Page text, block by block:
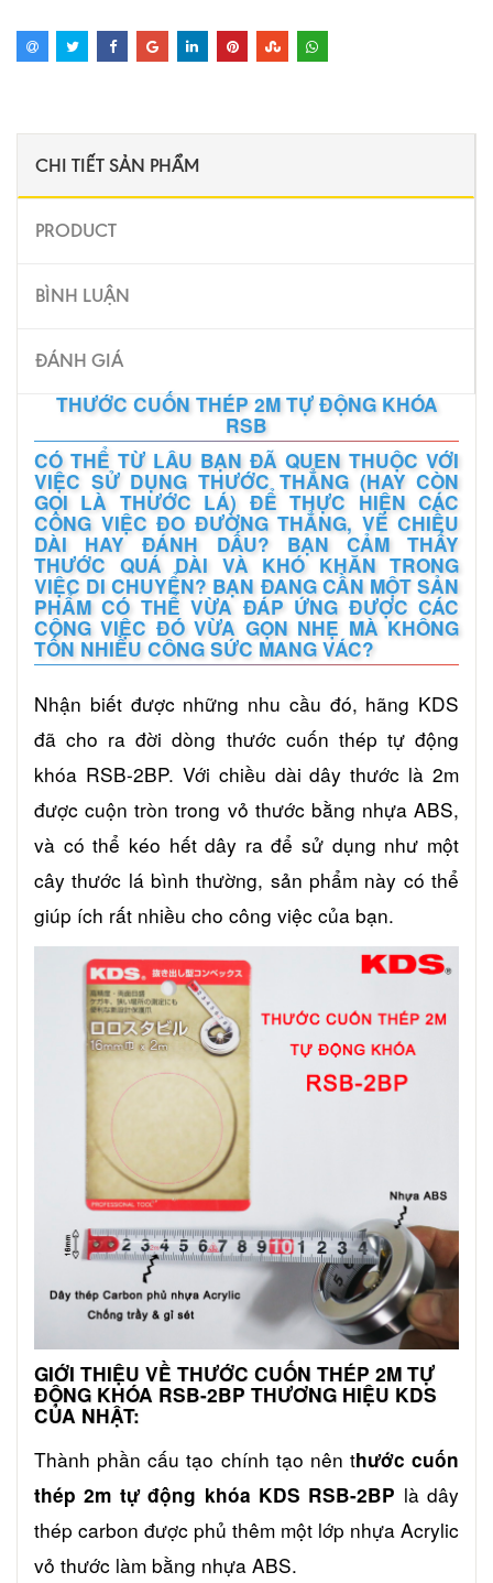
CHI TIẾT SẢN PHẨM
PRODUCT
BÌNH LUẬN
ĐÁNH GIÁ
THƯỚC CUỐN THÉP 2M TỰ ĐỘNG KHÓA
RSB
CÓ THỂ TỪ LÂU BẠN ĐÃ QUEN THUỘC VỚI
VIỆC SỬ DỤNG THƯỚC THẲNG (HAY CÒN
GỌI LÀ THƯỚC LÁ) ĐỂ THỰC HIỆN CÁC
CÔNG VIỆC ĐO ĐƯỜNG THẲNG, VẼ CHIỀU
DÀI HAY ĐÁNH DẤU? BẠN CẢM THẤY
THƯỚC QUÁ DÀI VÀ KHÓ KHĂN TRONG
VIỆC DI CHUYỂN? BẠN ĐANG CẦN MỘT SẢN
PHẨM CÓ THỂ VỪA ĐÁP ỨNG ĐƯỢC CÁC
CÔNG VIỆC ĐÓ VỪA GỌN NHẸ MÀ KHÔNG
TỐN NHIỀU CÔNG SỨC MANG VÁC?
Nhận biết được những nhu cầu đó, hãng KDS
đã cho ra đời dòng thước cuốn thép tự động
khóa RSB-2BP. Với chiều dài dây thước là 2m
được cuộn tròn trong vỏ thước bằng nhựa ABS,
và có thể kéo hết dây ra để sử dụng như một
cây thước lá bình thường, sản phẩm này có thể
giúp ích rất nhiều cho công việc của bạn.
GIỚI THIỆU VỀ THƯỚC CUỐN THÉP 2M TỰ
ĐỘNG KHÓA RSB-2BP THƯƠNG HIỆU KDS
CỦA NHẬT:
Thành phần cấu tạo chính tạo nên thước cuốn
thép 2m tự động khóa KDS RSB-2BP là dây
thép carbon được phủ thêm một lớp nhựa Acrylic
vỏ thước làm bằng nhựa ABS.